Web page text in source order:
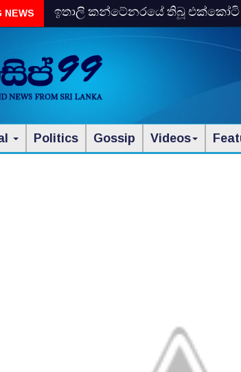
NEWS
ඉතාලි කන්ටේනරයේ තිබූ එක්‌කෝටි
Politics Gossip Videos